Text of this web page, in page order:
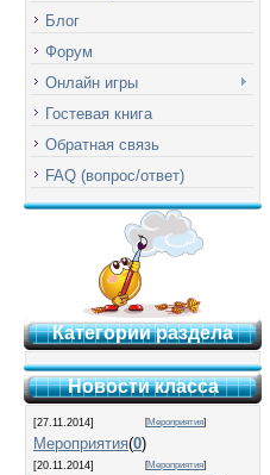
Блог
Форум
Онлайн игры
Гостевая книга
Обратная связь
FAQ (вопрос/ответ)
Категории раздела
Новости класса
[27.11.2014] [Мероприятия]
Мероприятия(0)
[20.11.2014] [Мероприятия]